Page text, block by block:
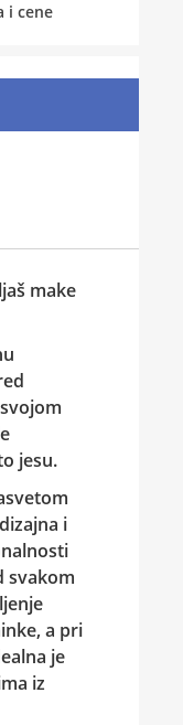
i cene
make
jesu.
i
svakom
a pri
je
iz